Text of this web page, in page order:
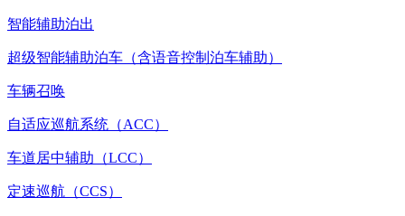
智能辅助泊出
超级智能辅助泊车（含语音控制泊车辅助）
车辆召唤
自适应巡航系统（ACC）
车道居中辅助（LCC）
定速巡航（CCS）